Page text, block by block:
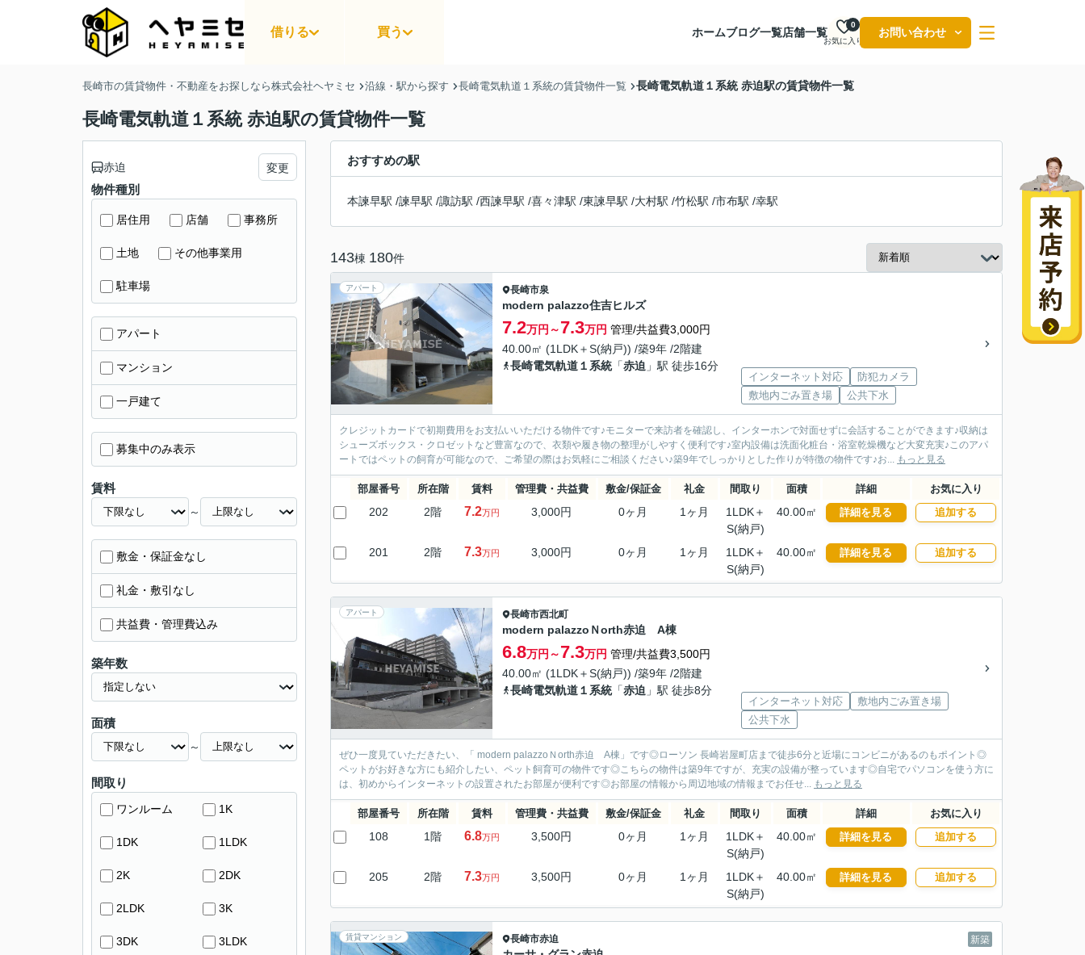
借りる 買う ホームブログ一覧店舗一覧
お気に入り
0
お問い合わせ
長崎市の賃貸物件・不動産をお探しなら株式会社ヘヤミセ 沿線・駅から探す 長崎電気軌道１系統の賃貸物件一覧 長崎電気軌道１系統 赤迫駅の賃貸物件一覧
長崎電気軌道１系統 赤迫駅の賃貸物件一覧
おすすめの駅
本諫早駅 /諫早駅 /諏訪駅 /西諫早駅 /喜々津駅 /東諫早駅 /大村駅 /竹松駅 /市布駅 /幸駅
143棟 180件
アパート 長崎市泉
modern palazzo住吉ヒルズ
7.2万円～7.3万円 管理/共益費3,000円
40.00㎡ (1LDK＋S(納戸)) /築9年 /2階建
長崎電気軌道１系統「赤迫 」駅 徒歩16分
インターネット対応
防犯カメラ
敷地内ごみ置き場
公共下水
クレジットカードで初期費用をお支払いいただける物件です♪モニターで来訪者を確認し、インターホンで対面せずに会話することができます♪収納は
シューズボックス・クロゼットなど豊富なので、衣類や履き物の整理がしやすく便利です♪室内設備は洗面化粧台・浴室乾燥機など大変充実♪このアパ
ートではペットの飼育が可能なので、ご希望の際はお気軽にご相談ください♪築9年でしっかりとした作りが特徴の物件です♪お... もっと見る
部屋番号 所在階 賃料 管理費・共益費 敷金/保証金 礼金 間取り 面積 詳細 お気に入り
202 2階 7.2万円 3,000円 0ヶ月 1ヶ月
1LDK＋
S(納戸)
40.00㎡ 詳細を見る 追加する
201 2階 7.3万円 3,000円 0ヶ月 1ヶ月
1LDK＋
S(納戸)
40.00㎡ 詳細を見る 追加する
アパート 長崎市西北町
modern palazzoＮorth赤迫 A棟
6.8万円～7.3万円 管理/共益費3,500円
40.00㎡ (1LDK＋S(納戸)) /築9年 /2階建
長崎電気軌道１系統「赤迫 」駅 徒歩8分
インターネット対応
敷地内ごみ置き場
公共下水
ぜひ一度見ていただきたい、「 modern palazzoＮorth赤迫 A棟」です◎ローソン 長崎岩屋町店まで徒歩6分と近場にコンビニがあるのもポイント◎
ペットがお好きな方にも紹介したい、ペット飼育可の物件です◎こちらの物件は築9年ですが、充実の設備が整っています◎自宅でパソコンを使う方に
は、初めからインターネットの設置されたお部屋が便利です◎お部屋の情報から周辺地域の情報までお任せ... もっと見る
部屋番号 所在階 賃料 管理費・共益費 敷金/保証金 礼金 間取り 面積 詳細 お気に入り
108 1階 6.8万円 3,500円 0ヶ月 1ヶ月
1LDK＋
S(納戸)
40.00㎡ 詳細を見る 追加する
205 2階 7.3万円 3,500円 0ヶ月 1ヶ月
1LDK＋
S(納戸)
40.00㎡ 詳細を見る 追加する
賃貸マンション 新築
長崎市赤迫
赤迫 変更
物件種別
居住用 店舗 事務所
土地 その他事業用
駐車場
アパート
マンション
一戸建て
募集中のみ表示
賃料
～
敷金・保証金なし
礼金・敷引なし
共益費・管理費込み
築年数
面積
～
間取り
ワンルーム 1K
1DK 1LDK
2K 2DK
2LDK 3K
3DK 3LDK